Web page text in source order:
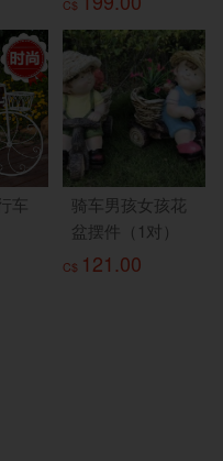
C$
车
骑车男孩女孩花
盆摆件（1对）
C$ 121.00